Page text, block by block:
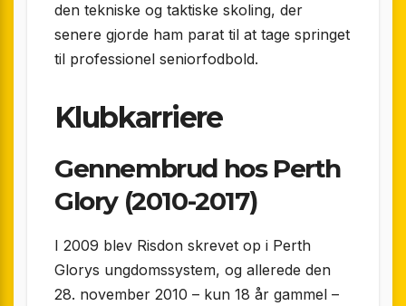
den tekniske og taktiske skoling, der
senere gjorde ham parat til at tage springet
til professionel seniorfodbold.
Klubkarriere
Gennembrud hos Perth
Glory (2010-2017)
I 2009 blev Risdon skrevet op i Perth
Glorys ungdomssystem, og allerede den
28. november 2010 – kun 18 år gammel –